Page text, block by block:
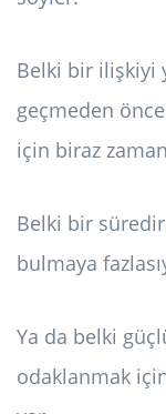
Belki bir ilişkiyi
geçmeden
için biraz
Belki bir süredir
bulmaya
Ya da belki
odaklanmak